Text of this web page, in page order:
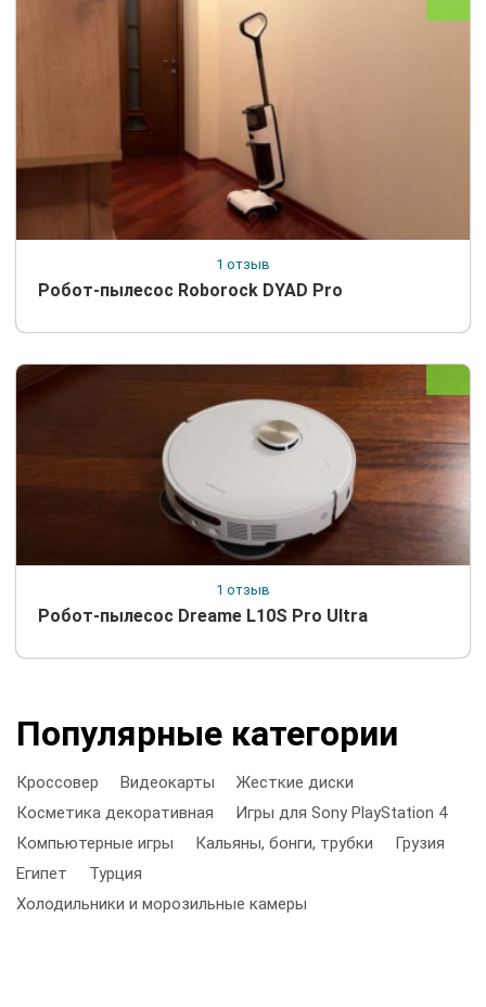
1 отзыв
Робот-пылесос Roborock DYAD Pro
1 отзыв
Робот-пылесос Dreame L10S Pro Ultra
Популярные категории
Кроссовер Видеокарты
Жесткие диски
Косметика декоративная
Игры для Sony PlayStation 4
Компьютерные игры
Кальяны, бонги, трубки
Грузия
Египет
Турция
Холодильники и морозильные камеры